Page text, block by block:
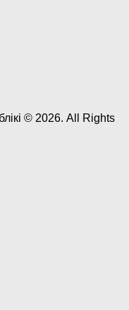
© 2026. All Rights